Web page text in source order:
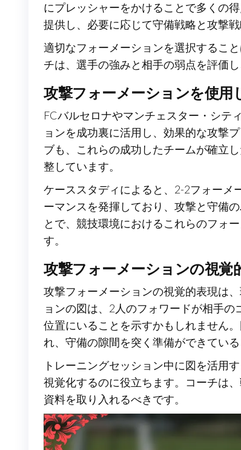
にプレッシャーをかけることで多くの
提供し、必要に応じて守備戦略と攻撃
適切なフォーメーションを選択するこ
チは、選手の強みと相手の弱点を評価
攻撃フォーメーションを使用
FCバルセロナやマンチェスター・シテ
ョンを成功裏に活用し、効果的な攻撃
ブも、これらの成功したチームが確立
整しています。
ケーススタディによると、2-2フォーメ
ーマンスを発揮しており、攻撃と守備
とで、競技環境におけるこれらのフォ
す。
攻撃フォーメーションの視覚
攻撃フォーメーションの視覚的表現は
ョンの図は、2人のフォワードが相手
位置にいることを示すかもしれません
れ、守備の隙間を突く準備ができている
トレーニングセッション中に図を活用
視覚化するのに役立ちます。コーチは
資料を取り入れるべきです。